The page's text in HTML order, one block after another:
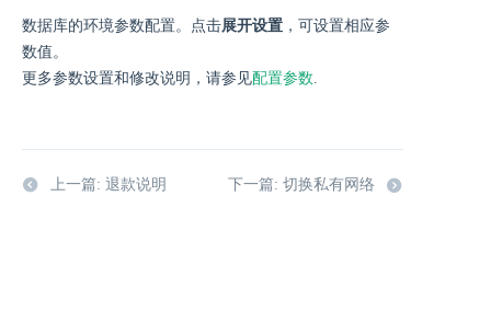
数据库的环境参数配置。点击展开设置 ，可设置相应参
数值。
更多参数设置和修改说明，请参见配置参数
上一篇: 退款说明 下一篇: 切换私有网络